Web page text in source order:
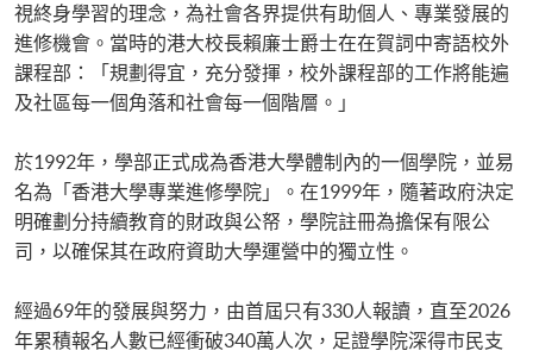
視終身學習的理念，為社會各界提供有助個人、專業發展的
進修機會。​當時的港大校長賴廉士爵士在在賀詞中寄語校外
課程部：​「規劃得宜，充分發揮，校外課程部的工作將能遍
及社區每一個角落和社會每一個階層。」
於1992年，學部正式成為香港大學體制內的一個學院，並易
名為「香港大學專業進修學院」。在1999年，隨著政府決定
明確劃分持續教育的財政與公帑，學院註冊為擔保有限公
司，以確保其在政府資助大學運營中的獨立性。
經過69年的發展與努力，由首屆只有330人報讀，直至2026
年累積報名人數已經衝破340萬人次，足證學院深得市民支